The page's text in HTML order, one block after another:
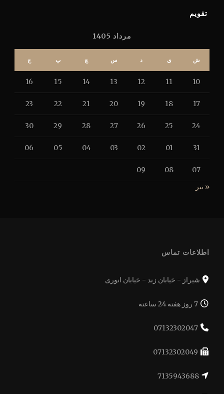
تقویم
مرداد 1405
ش ی د س چ پ ج
10
11
12
13
14
15
16
17
18
19
20
21
22
23
24
25
26
27
28
29
30
31
01
02
03
04
05
06
07
08
09
« تیر
اطلاعات تماس
شیراز - خیابان زند - خیابان انوری